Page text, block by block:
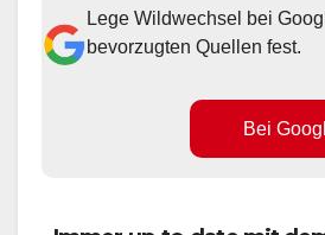
Lege Wildwechsel bei
bevorzugten Quellen fest.
Bei